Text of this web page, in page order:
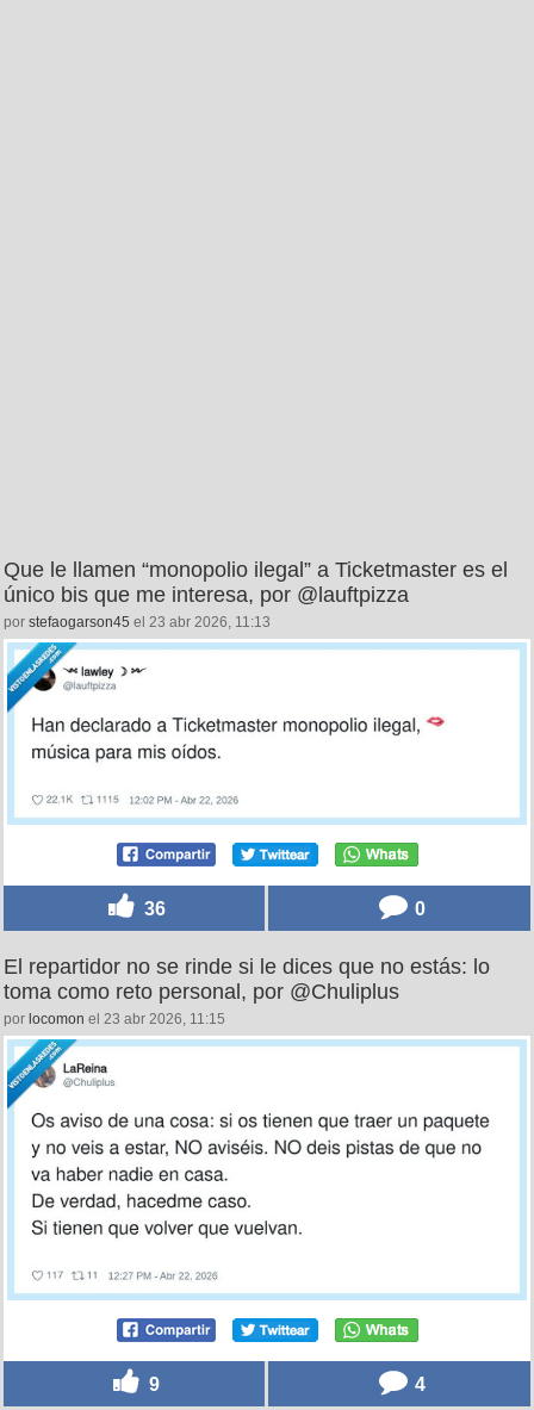
Que le llamen “monopolio ilegal” a Ticketmaster es el
único bis que me interesa, por @lauftpizza
por stefaogarson45 el 23 abr 2026, 11:13
36 0
El repartidor no se rinde si le dices que no estás: lo
toma como reto personal, por @Chuliplus
por locomon el 23 abr 2026, 11:15
9 4